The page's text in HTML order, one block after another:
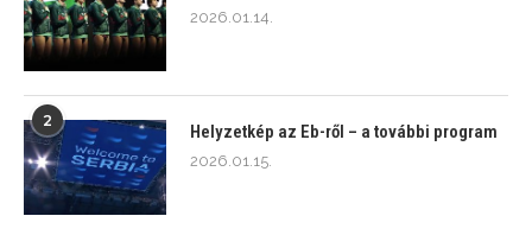
2026.01.14.
2
Helyzetkép az Eb-ről – a további program
2026.01.15.